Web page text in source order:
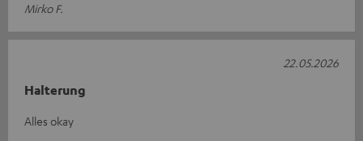
Mirko F.
Halterung
Alles okay
22.05.2026